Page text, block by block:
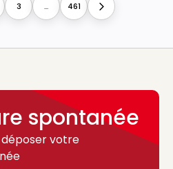
3 ... 461 Next
spontanée
votre